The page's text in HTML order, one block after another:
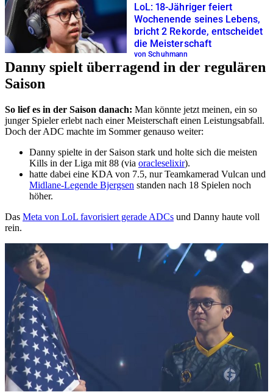
LoL: 18-Jähriger feiert
Wochenende seines Lebens,
bricht 2 Rekorde, entscheidet
die Meisterschaft
von Schuhmann
Danny spielt überragend in der regulären
Saison
So lief es in der Saison danach: Man könnte jetzt meinen, ein so
junger Spieler erlebt nach einer Meisterschaft einen Leistungsabfall.
Doch der ADC machte im Sommer genauso weiter:
Danny spielte in der Saison stark und holte sich die meisten
Kills in der Liga mit 88 (via oracleselixir).
hatte dabei eine KDA von 7.5, nur Teamkamerad Vulcan und
Midlane-Legende Bjergsen standen nach 18 Spielen noch
höher.
Das Meta von LoL favorisiert gerade ADCs und Danny haute voll
rein.